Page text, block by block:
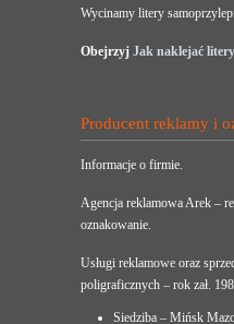
Wycinamy litery
Obejrzyj Jak naklejać
Producent reklamy i
Informacje o firmie.
Agencja reklamowa Arek –
oznakowanie.
Usługi reklamowe oraz
poligraficznych – rok zał.
Siedziba – Mińsk